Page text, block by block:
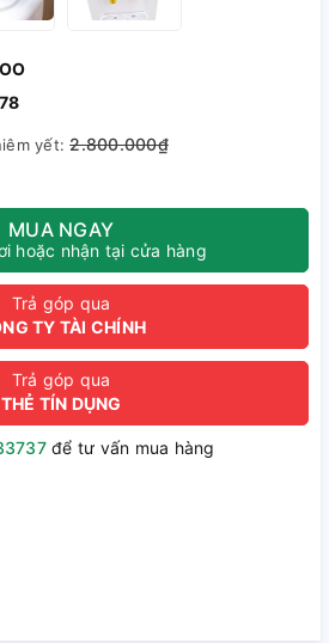
yết:2.800.000₫
MUA NGAY
hoặc nhận tại cửa hàng
Trả góp qua
TY TÀI CHÍNH
Trả góp qua
THẺ TÍN DỤNG
để tư vấn mua hàng